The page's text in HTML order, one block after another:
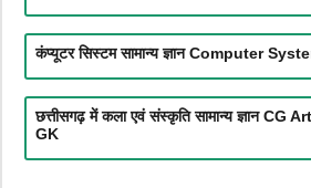
कंप्यूटर सिस्टम सामान्य ज्ञान Computer
छत्तीसगढ़ में कला एवं संस्कृति सामान्य ज्ञान
GK